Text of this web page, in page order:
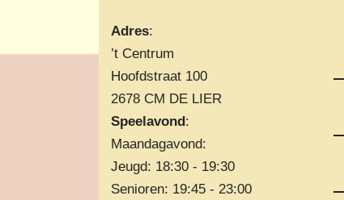
Adres:
’t Centrum
Hoofdstraat 100
2678 CM DE LIER
Speelavond:
Maandagavond:
Jeugd: 18:30 - 19:30
Senioren: 19:45 - 23:00